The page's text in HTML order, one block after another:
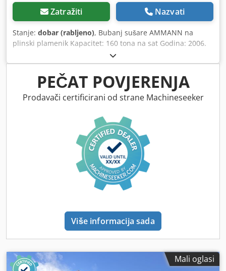
Zatražiti Nazvati
Stanje: dobar (rabljeno), Bubanj sušare AMMANN na
plinski plamenik Kapacitet: 160 tona na sat Godina: 2006.
PEČAT POVJERENJA
Prodavači certificirani od strane Machineseeker
Više informacija sada
Mali oglasi